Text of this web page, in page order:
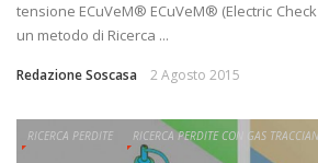
tensione ECuVeM® ECuVeM® (Electric
un metodo di Ricerca ...
Redazione Soscasa 2 Agosto 2015
RICERCA PERDITE RICERCA PERDITE CON GAS